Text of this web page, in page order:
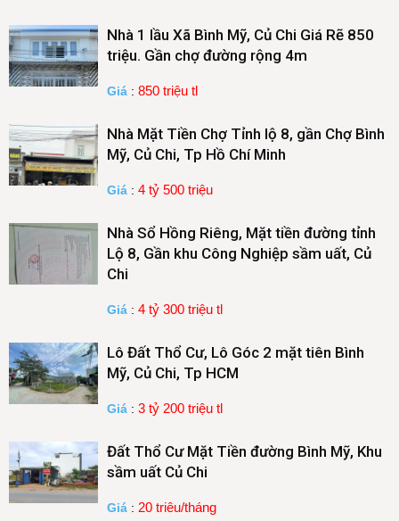
Nhà 1 lầu Xã Bình Mỹ, Củ Chi Giá Rẽ 850
triệu. Gần chợ đường rộng 4m
Giá : 850 triệu tl
Nhà Mặt Tiền Chợ Tỉnh lộ 8, gần Chợ Bình
Mỹ, Củ Chi, Tp Hồ Chí Minh
Giá : 4 tỷ 500 triệu
Nhà Sổ Hồng Riêng, Mặt tiền đường tỉnh
Lộ 8, Gần khu Công Nghiệp sầm uất, Củ
Chi
Giá : 4 tỷ 300 triệu tl
Lô Đất Thổ Cư, Lô Góc 2 mặt tiên Bình
Mỹ, Củ Chi, Tp HCM
Giá : 3 tỷ 200 triệu tl
Đất Thổ Cư Mặt Tiền đường Bình Mỹ, Khu
sầm uất Củ Chi
Giá : 20 triêu/tháng